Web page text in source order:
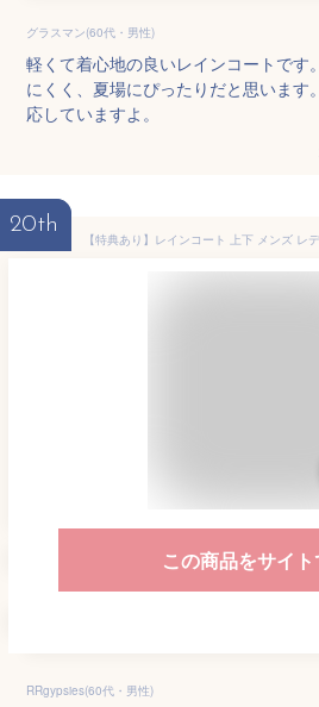
グラスマン(60代・男性)
軽くて着心地の良いレインコートです
にくく、夏場にぴったりだと思います
応していますよ。
20th
この商品をサイ
RRgypsies(60代・男性)